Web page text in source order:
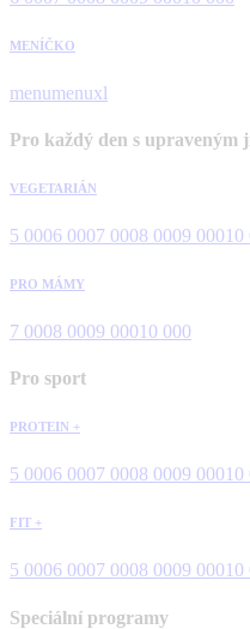
MENÍČKO
menumenuxl
Pro každý den s upraveným
VEGETARIÁN
5 0006 0007 0008 0009 00010
PRO MÁMY
7 0008 0009 00010 000
Pro sport
PROTEIN +
5 0006 0007 0008 0009 00010
FIT +
5 0006 0007 0008 0009 00010
Speciální programy